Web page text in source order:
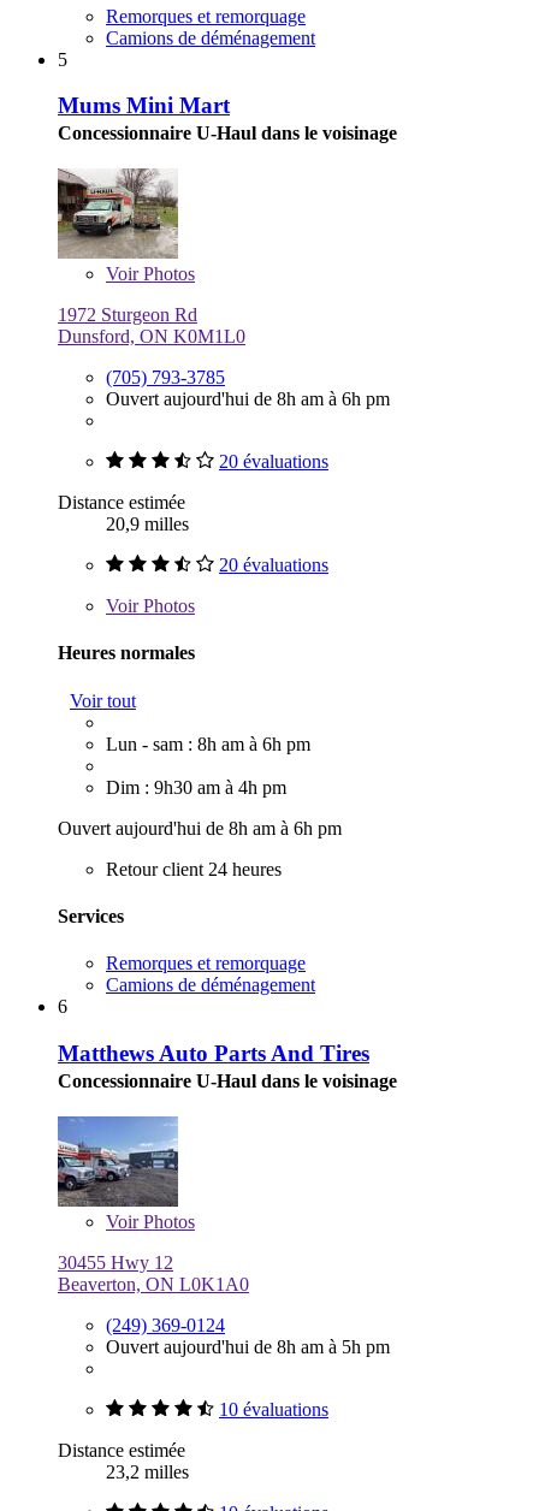
Remorques et remorquage
Camions de déménagement
5
Mums Mini Mart
Concessionnaire U-Haul dans le voisinage
VoirPhotos
1972 Sturgeon Rd
Dunsford, ON K0M1L0
(705) 793-3785
Ouvert aujourd'hui de 8h am à 6h pm
20 évaluations
Distance estimée
20,9 milles
20 évaluations
VoirPhotos
Heures normales
Voir tout
Lun - sam : 8h am à 6h pm
Dim : 9h30 am à 4h pm
Ouvert aujourd'hui de 8h am à 6h pm
Retour client 24 heures
Services
Remorques et remorquage
Camions de déménagement
6
Matthews Auto Parts And Tires
Concessionnaire U-Haul dans le voisinage
VoirPhotos
30455 Hwy 12
Beaverton, ON L0K1A0
(249) 369-0124
Ouvert aujourd'hui de 8h am à 5h pm
10 évaluations
Distance estimée
23,2 milles